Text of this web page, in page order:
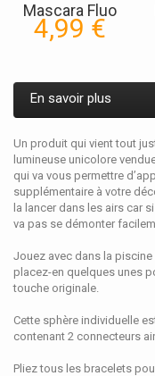
Mascara Fluo
4,99 €
En savoir plus
Un produit qui vient tout
lumineuse unicolore
qui va vous permettre
supplémentaire à votre
la lancer dans les airs car
va pas se démonter
Jouez avec dans la
placez-en quelques unes
touche originale.
Cette sphère individuelle
contenant 2 connecteurs
Pliez tous les bracelets